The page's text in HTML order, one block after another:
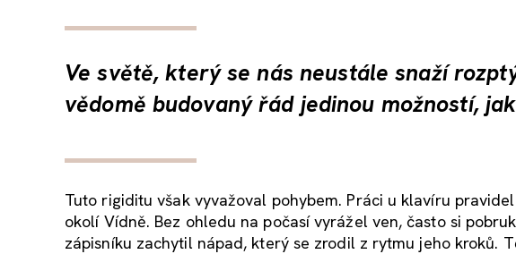
Ve světě, který se nás neustále snaží
vědomě budovaný řád jedinou možností,
Tuto rigiditu však vyvažoval pohybem. Práci u klavíru
okolí Vídně. Bez ohledu na počasí vyrážel ven, často si
zápisníku zachytil nápad, který se zrodil z rytmu jeho kroků.